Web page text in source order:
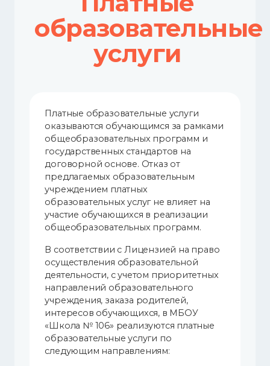
образовательные
услуги
Платные образовательные услуги
оказываются обучающимся за рамками
общеобразовательных программ и
государственных стандартов на
договорной основе. Отказ от
предлагаемых образовательным
учреждением платных
образовательных услуг не влияет на
участие обучающихся в реализации
общеобразовательных программ.
В соответствии с Лицензией на право
осуществления образовательной
деятельности, с учетом приоритетных
направлений образовательного
учреждения, заказа родителей,
интересов обучающихся, в МБОУ
«Школа № 106» реализуются платные
образовательные услуги по
следующим направлениям: